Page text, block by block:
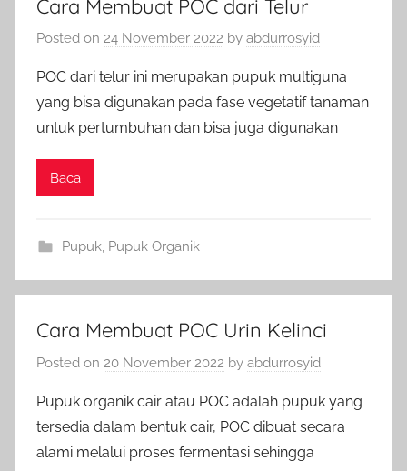
Cara Membuat POC dari Telur
Posted on 24 November 2022 by abdurrosyid
POC dari telur ini merupakan pupuk multiguna
yang bisa digunakan pada fase vegetatif tanaman
untuk pertumbuhan dan bisa juga digunakan
Baca
Pupuk, Pupuk Organik
Cara Membuat POC Urin Kelinci
Posted on 20 November 2022 by abdurrosyid
Pupuk organik cair atau POC adalah pupuk yang
tersedia dalam bentuk cair, POC dibuat secara
alami melalui proses fermentasi sehingga